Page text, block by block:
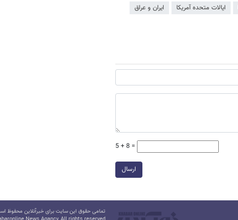
ایالات متحده آمریکا
ایران و عراق
5 + 8 =
ارسال
تمامی حقوق این سایت برای خبرآنلاین محفوظ